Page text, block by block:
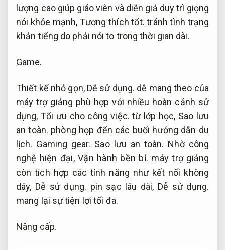
lượng cao giúp giáo viên và diễn giả duy trì giọng
nói khỏe mạnh,Tương thích tốt. tránh tình trạng
khản tiếng do phải nói to trong thời gian dài.
Game.
Thiết kế nhỏ gọn, Dễ sử dụng. dễ mang theo của
máy trợ giảng phù hợp với nhiều hoàn cảnh sử
dụng,Tối ưu cho công việc. từ lớp học, Sao lưu
an toàn. phòng họp đến các buổi hướng dẫn du
lịch. Gaming gear. Sao lưu an toàn. Nhờ công
nghệ hiện đại,Vận hành bền bỉ. máy trợ giảng
còn tích hợp các tính năng như kết nối không
dây, Dễ sử dụng. pin sạc lâu dài, Dễ sử dụng.
mang lại sự tiện lợi tối đa.
Nâng cấp.